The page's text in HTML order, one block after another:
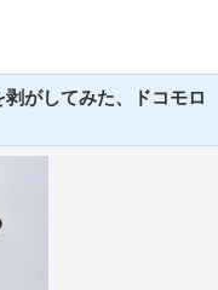
がしてみた、ドコモロ